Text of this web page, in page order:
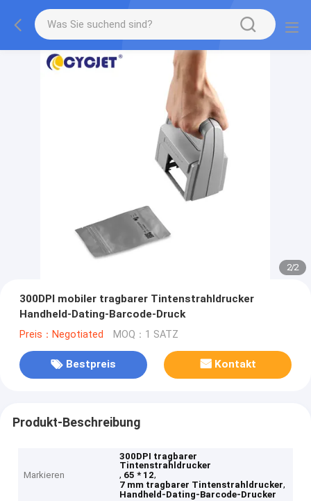
2/2
300DPI mobiler tragbarer Tintenstrahldrucker
Handheld-Dating-Barcode-Druck
Preis：Negotiated MOQ：1 SATZ
Bestpreis Kontakt
Produkt-Beschreibung
Markieren
300DPI tragbarer
Tintenstrahldrucker
, 65 * 12,
7 mm tragbarer Tintenstrahldrucker,
Handheld-Dating-Barcode-Drucker